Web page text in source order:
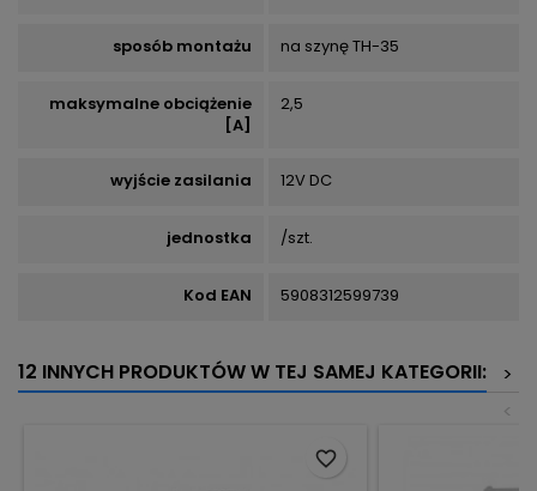
sposób montażu na szynę TH-35
maksymalne obciążenie
[A]
2,5
wyjście zasilania 12V DC
jednostka /szt.
Kod EAN 5908312599739
12 INNYCH PRODUKTÓW W TEJ SAMEJ KATEGORII:
>
<
favorite_border